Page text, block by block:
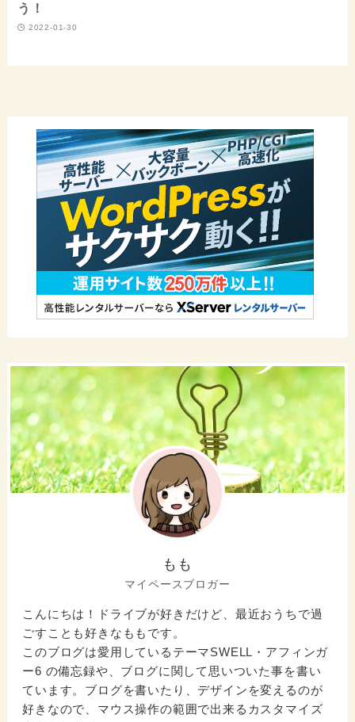
う！
2022-01-30
もも
マイペースブロガー
こんにちは！ドライブが好きだけど、最近おうちで過
ごすことも好きなももです。
このブログは愛用しているテーマSWELL・アフィンガ
ー6 の備忘録や、ブログに関して思いついた事を書い
ています。ブログを書いたり、デザインを変えるのが
好きなので、マウス操作の範囲で出来るカスタマイズ